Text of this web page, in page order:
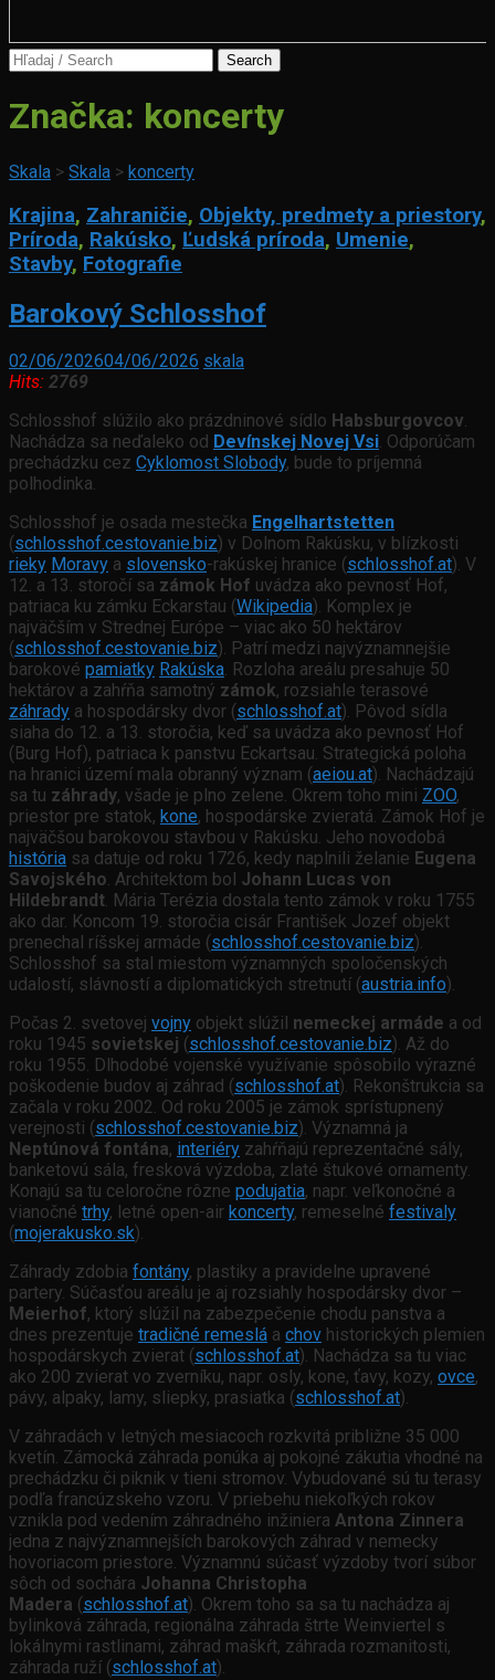
Search
Značka: koncerty
Skala > Skala > koncerty
Krajina, Zahraničie, Objekty, predmety a priestory,
Príroda, Rakúsko, Ľudská príroda, Umenie,
Stavby, Fotografie
Barokový Schlosshof
02/06/202604/06/2026 skala
Hits: 2769
Schlosshof slúžilo ako prázdninové sídlo Habsburgovcov.
Nachádza sa neďaleko od Devínskej Novej Vsi. Odporúčam
prechádzku cez Cyklomost Slobody, bude to príjemná
polhodinka.
Schlosshof je osada mestečka Engelhartstetten
(schlosshof.cestovanie.biz) v Dolnom Rakúsku, v blízkosti
rieky Moravy a slovensko-rakúskej hranice (schlosshof.at). V
12. a 13. storočí sa zámok Hof uvádza ako pevnosť Hof,
patriaca ku zámku Eckarstau (Wikipedia). Komplex je
najväčším v Strednej Európe – viac ako 50 hektárov
(schlosshof.cestovanie.biz). Patrí medzi najvýznamnejšie
barokové pamiatky Rakúska. Rozloha areálu presahuje 50
hektárov a zahŕňa samotný zámok, rozsiahle terasové
záhrady a hospodársky dvor (schlosshof.at). Pôvod sídla
siaha do 12. a 13. storočia, keď sa uvádza ako pevnosť Hof
(Burg Hof), patriaca k panstvu Eckartsau. Strategická poloha
na hranici území mala obranný význam (aeiou.at). Nachádzajú
sa tu záhrady, všade je plno zelene. Okrem toho mini ZOO,
priestor pre statok, kone, hospodárske zvieratá. Zámok Hof je
najväčšou barokovou stavbou v Rakúsku. Jeho novodobá
história sa datuje od roku 1726, kedy naplnili želanie Eugena
Savojského. Architektom bol Johann Lucas von
Hildebrandt. Mária Terézia dostala tento zámok v roku 1755
ako dar. Koncom 19. storočia cisár František Jozef objekt
prenechal ríšskej armáde (schlosshof.cestovanie.biz).
Schlosshof sa stal miestom významných spoločenských
udalostí, slávností a diplomatických stretnutí (austria.info).
Počas 2. svetovej vojny objekt slúžil nemeckej armáde a od
roku 1945 sovietskej (schlosshof.cestovanie.biz). Až do
roku 1955. Dlhodobé vojenské využívanie spôsobilo výrazné
poškodenie budov aj záhrad (schlosshof.at). Rekonštrukcia sa
začala v roku 2002. Od roku 2005 je zámok sprístupnený
verejnosti (schlosshof.cestovanie.biz). Významná ja
Neptúnová fontána, interiéry zahŕňajú reprezentačné sály,
banketovú sála, fresková výzdoba, zlaté štukové ornamenty.
Konajú sa tu celoročne rôzne podujatia, napr. veľkonočné a
vianočné trhy, letné open-air koncerty, remeselné festivaly
(mojerakusko.sk).
Záhrady zdobia fontány, plastiky a pravidelne upravené
partery. Súčasťou areálu je aj rozsiahly hospodársky dvor –
Meierhof, ktorý slúžil na zabezpečenie chodu panstva a
dnes prezentuje tradičné remeslá a chov historických plemien
hospodárskych zvierat (schlosshof.at). Nachádza sa tu viac
ako 200 zvierat vo zverníku, napr. osly, kone, ťavy, kozy, ovce,
pávy, alpaky, lamy, sliepky, prasiatka (schlosshof.at).
V záhradách v letných mesiacoch rozkvitá približne 35 000
kvetín. Zámocká záhrada ponúka aj pokojné zákutia vhodné na
prechádzku či piknik v tieni stromov. Vybudované sú tu terasy
podľa francúzskeho vzoru. V priebehu niekoľkých rokov
vznikla pod vedením záhradného inžiniera Antona Zinnera
jedna z najvýznamnejších barokových záhrad v nemecky
hovoriacom priestore. Významnú súčasť výzdoby tvorí súbor
sôch od sochára Johanna Christopha
Madera (schlosshof.at). Okrem toho sa sa tu nachádza aj
bylinková záhrada, regionálna záhrada štrte Weinviertel s
lokálnymi rastlinami, záhrad maškŕt, záhrada rozmanitosti,
záhrada ruží (schlosshof.at).